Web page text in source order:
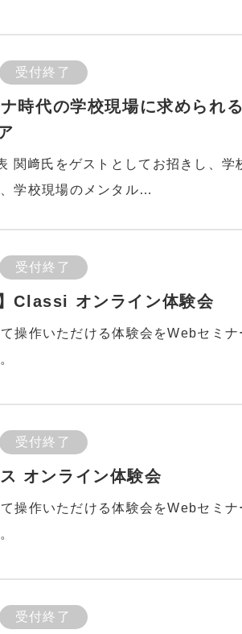
受付終了
時代の学校現場に求められ
関﨑氏をゲストとしてお招きし、学
学校現場のメンタル…
受付終了
Classi オンライン体験会
操作いただける体験会をWebセミナ
受付終了
オンライン体験会
操作いただける体験会をWebセミナ
受付終了